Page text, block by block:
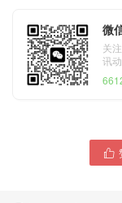
微
关
讯

香港女团Twins成员